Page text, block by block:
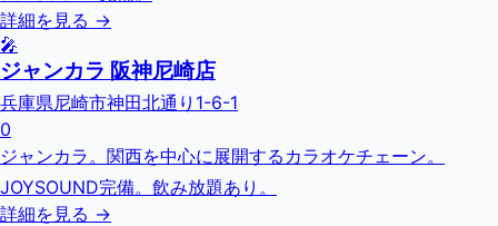
詳細を見る →
🎤
ジャンカラ 阪神尼崎店
兵庫県尼崎市神田北通り1-6-1
0
ジャンカラ。関西を中心に展開するカラオケチェーン。
JOYSOUND完備。飲み放題あり。
詳細を見る →